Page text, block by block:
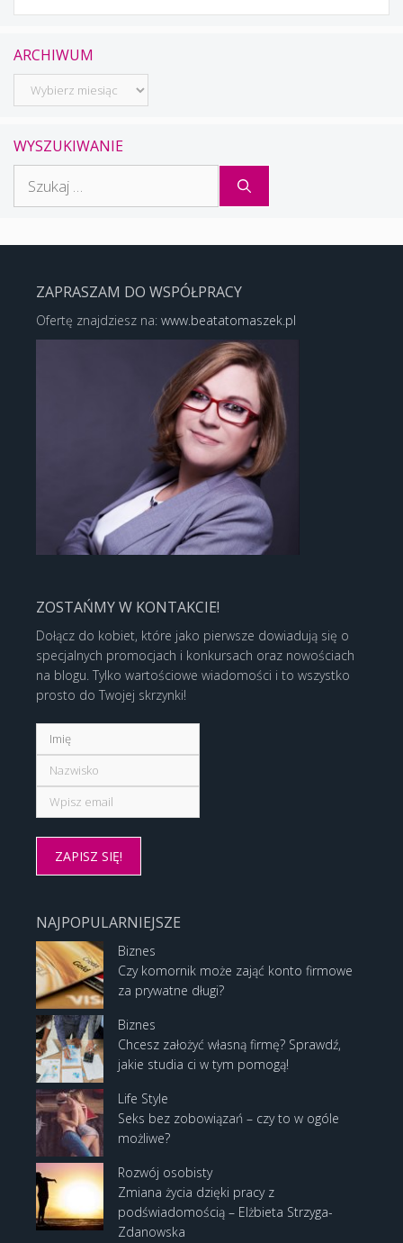
ARCHIWUM
Archiwum
WYSZUKIWANIE
ZAPRASZAM DO WSPÓŁPRACY
Ofertę znajdziesz na: www.beatatomaszek.pl
ZOSTAŃMY W KONTAKCIE!
Dołącz do kobiet, które jako pierwsze dowiadują się o
specjalnych promocjach i konkursach oraz nowościach
na blogu. Tylko wartościowe wiadomości i to wszystko
prosto do Twojej skrzynki!
NAJPOPULARNIEJSZE
Biznes
Czy komornik może zająć konto firmowe
za prywatne długi?
Biznes
Chcesz założyć własną firmę? Sprawdź,
jakie studia ci w tym pomogą!
Life Style
Seks bez zobowiązań – czy to w ogóle
możliwe?
Rozwój osobisty
Zmiana życia dzięki pracy z
podświadomością – Elżbieta Strzyga-
Zdanowska